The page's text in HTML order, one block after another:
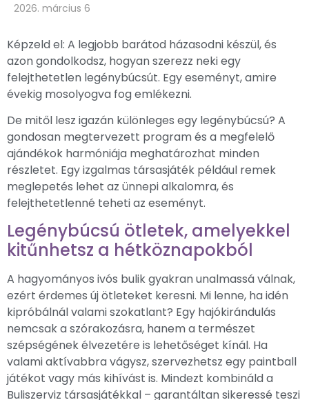
2026. március 6
Képzeld el: A legjobb barátod házasodni készül, és
azon gondolkodsz, hogyan szerezz neki egy
felejthetetlen legénybúcsút. Egy eseményt, amire
évekig mosolyogva fog emlékezni.
De mitől lesz igazán különleges egy legénybúcsú? A
gondosan megtervezett program és a megfelelő
ajándékok harmóniája meghatározhat minden
részletet. Egy izgalmas társasjáték például remek
meglepetés lehet az ünnepi alkalomra, és
felejthetetlenné teheti az eseményt.
Legénybúcsú ötletek, amelyekkel
kitűnhetsz a hétköznapokból
A hagyományos ivós bulik gyakran unalmassá válnak,
ezért érdemes új ötleteket keresni. Mi lenne, ha idén
kipróbálnál valami szokatlant? Egy hajókirándulás
nemcsak a szórakozásra, hanem a természet
szépségének élvezetére is lehetőséget kínál. Ha
valami aktívabbra vágysz, szervezhetsz egy paintball
játékot vagy más kihívást is. Mindezt kombináld a
Buliszerviz társasjátékkal – garantáltan sikeressé teszi